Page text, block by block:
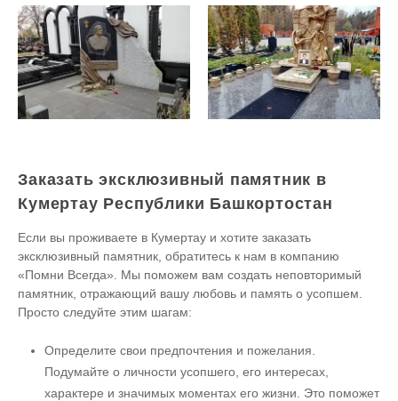
Заказать эксклюзивный памятник в
Кумертау Республики Башкортостан
Если вы проживаете в Кумертау и хотите заказать
эксклюзивный памятник, обратитесь к нам в компанию
«Помни Всегда». Мы поможем вам создать неповторимый
памятник, отражающий вашу любовь и память о усопшем.
Просто следуйте этим шагам:
Определите свои предпочтения и пожелания.
Подумайте о личности усопшего, его интересах,
характере и значимых моментах его жизни. Это поможет